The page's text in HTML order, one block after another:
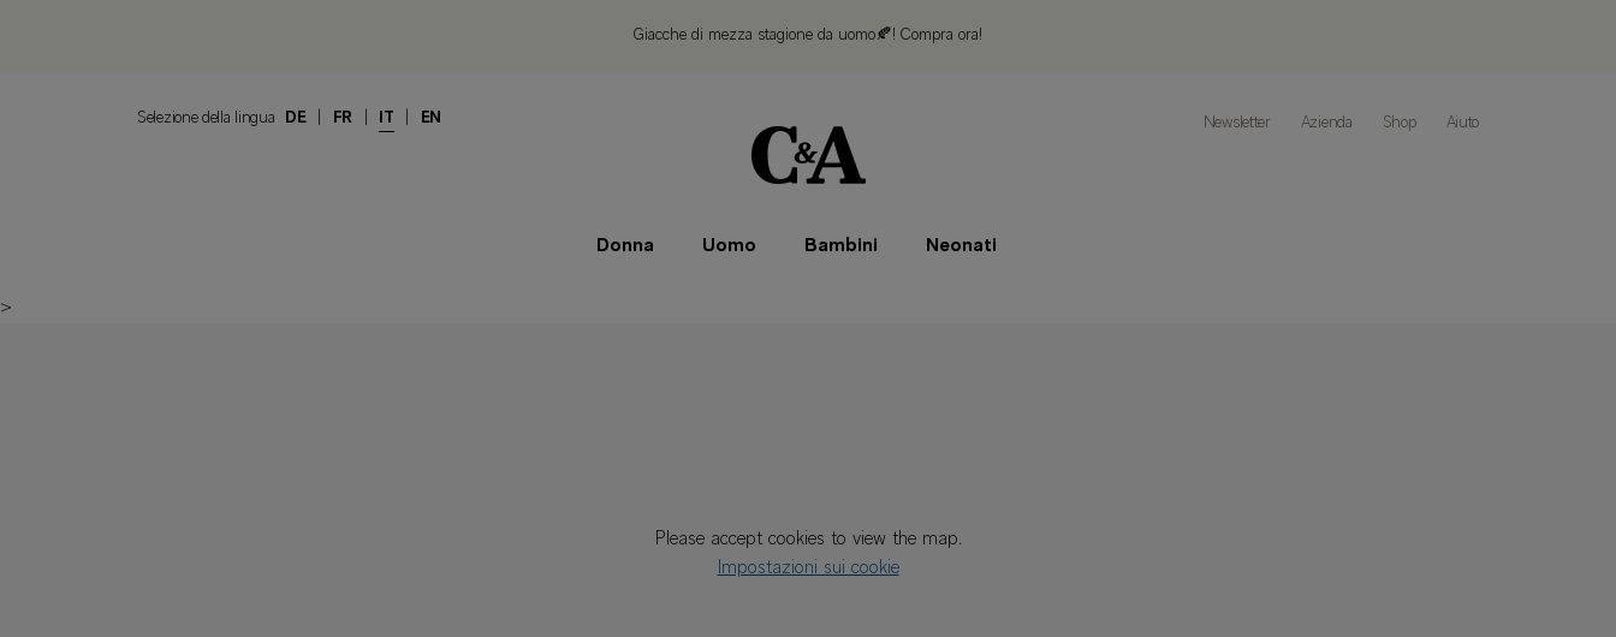
Giacche di mezza stagione da uomo🍂! Compra ora!
Selezione della lingua DE FR IT EN Newsletter Azienda Shop Aiuto
Donna Uomo Bambini Neonati
>
Please accept cookies to view the map.
Impostazioni sui cookie